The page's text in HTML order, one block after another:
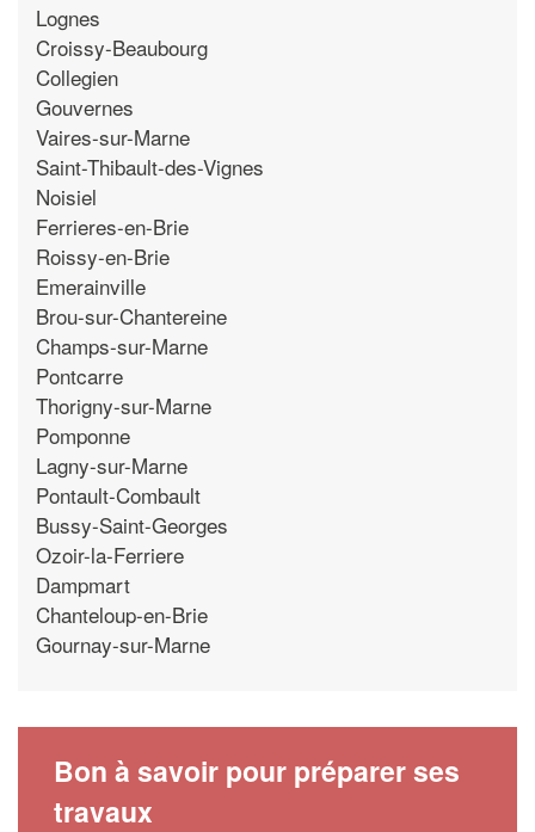
Lognes
Croissy-Beaubourg
Collegien
Gouvernes
Vaires-sur-Marne
Saint-Thibault-des-Vignes
Noisiel
Ferrieres-en-Brie
Roissy-en-Brie
Emerainville
Brou-sur-Chantereine
Champs-sur-Marne
Pontcarre
Thorigny-sur-Marne
Pomponne
Lagny-sur-Marne
Pontault-Combault
Bussy-Saint-Georges
Ozoir-la-Ferriere
Dampmart
Chanteloup-en-Brie
Gournay-sur-Marne
Bon à savoir pour préparer ses
travaux